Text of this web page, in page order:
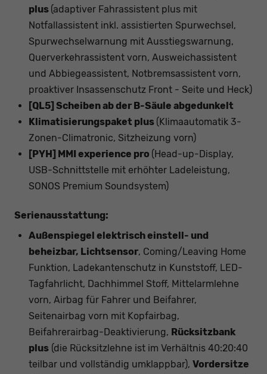
plus (adaptiver Fahrassistent plus mit
Notfallassistent inkl. assistierten Spurwechsel,
Spurwechselwarnung mit Ausstiegswarnung,
Querverkehrassistent vorn, Ausweichassistent
und Abbiegeassistent, Notbremsassistent vorn,
proaktiver Insassenschutz Front - Seite und Heck)
[QL5] Scheiben ab der B-Säule abgedunkelt
Klimatisierungspaket plus (Klimaautomatik 3-
Zonen-Climatronic, Sitzheizung vorn)
[PYH] MMI experience pro (Head-up-Display,
USB-Schnittstelle mit erhöhter Ladeleistung,
SONOS Premium Soundsystem)
Serienausstattung:
Außenspiegel elektrisch einstell- und
beheizbar, Lichtsensor, Coming/Leaving Home
Funktion, Ladekantenschutz in Kunststoff, LED-
Tagfahrlicht, Dachhimmel Stoff, Mittelarmlehne
vorn, Airbag für Fahrer und Beifahrer,
Seitenairbag vorn mit Kopfairbag,
Beifahrerairbag-Deaktivierung, Rücksitzbank
plus (die Rücksitzlehne ist im Verhältnis 40:20:40
teilbar und vollständig umklappbar), Vordersitze